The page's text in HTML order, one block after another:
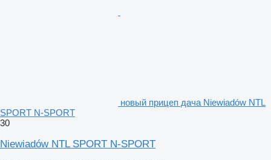
новый прицеп дача Niewiadów NTL
SPORT N-SPORT
30
Niewiadów NTL SPORT N-SPORT